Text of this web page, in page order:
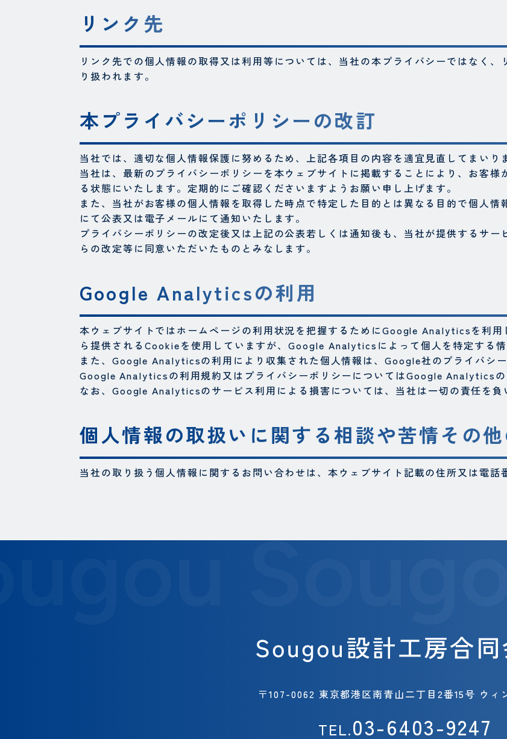
リンク先
リンク先での個人情報の取得又は利用等については、当社の本プライバシーではなく
り扱われます。
本プライバシーポリシーの改訂
当社では、適切な個人情報保護に努めるため、上記各項目の内容を適宜見直してまいり
当社は、最新のプライバシーポリシーを本ウェブサイトに掲載することにより、お客
る状態にいたします。定期的にご確認くださいますようお願い申し上げます。
また、当社がお客様の個人情報を取得した時点で特定した目的とは異なる目的で個人
にて公表又は電子メールにて通知いたします。
プライバシーポリシーの改定後又は上記の公表若しくは通知後も、当社が提供するサ
らの改定等に同意いただいたものとみなします。
Google Analyticsの利用
本ウェブサイトではホームページの利用状況を把握するためにGoogle Analyticsを利
ら提供されるCookieを使用していますが、Google Analyticsによって個人を特定する情
また、Google Analyticsの利用により収集された個人情報は、Google社のプライバシ
Google Analyticsの利用規約又はプライバシーポリシーについてはGoogle Analyticsの
なお、Google Analyticsのサービス利用による損害については、当社は一切の責任を負
個人情報の取扱いに関する相談や苦情その
当社の取り扱う個人情報に関するお問い合わせは、本ウェブサイト記載の住所又は電話
〒107-0062 東京都港区南青山二丁目2番15号 ウィ
TEL.03-6403-9247